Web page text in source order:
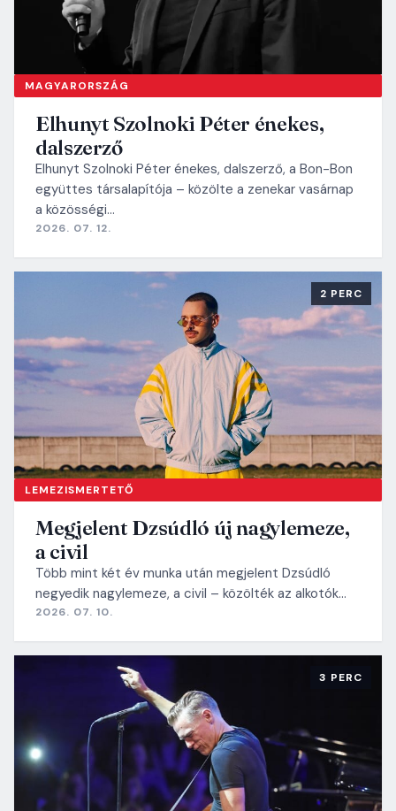
MAGYARORSZÁG
Elhunyt Szolnoki Péter énekes,
dalszerző
Elhunyt Szolnoki Péter énekes, dalszerző, a Bon-Bon
együttes társalapítója – közölte a zenekar vasárnap
a közösségi…
2026. 07. 12.
LEMEZISMERTETŐ
2 PERC
Megjelent Dzsúdló új nagylemeze,
a civil
Több mint két év munka után megjelent Dzsúdló
negyedik nagylemeze, a civil – közölték az alkotók…
2026. 07. 10.
3 PERC